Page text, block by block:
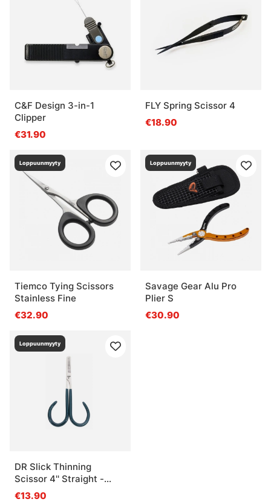
C&F Design 3-in-1
Clipper
€31.90
FLY Spring Scissor 4
€18.90
Loppuunmyyty
Tiemco Tying Scissors
Stainless Fine
€32.90
Loppuunmyyty
Savage Gear Alu Pro
Plier S
€30.90
Loppuunmyyty
DR Slick Thinning
Scissor 4'' Straight -
Adjustable Open Loops
€13.90